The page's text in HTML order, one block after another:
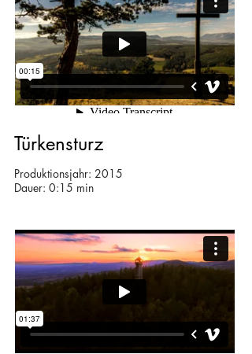
Türkensturz
Produktionsjahr: 2015
Dauer: 0:15 min